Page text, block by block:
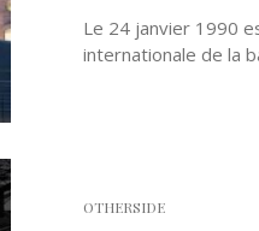
Le 24 janvier 1990
internationale de la
OTHERSIDE